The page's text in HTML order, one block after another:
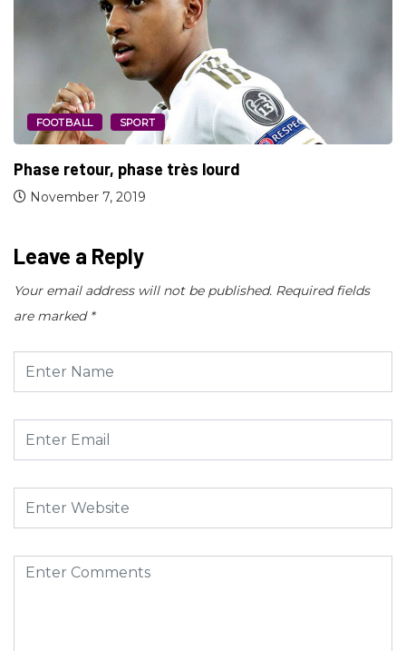
October 3, 2019
Leave a Reply
Your email address will not be published. Required fields
are marked *